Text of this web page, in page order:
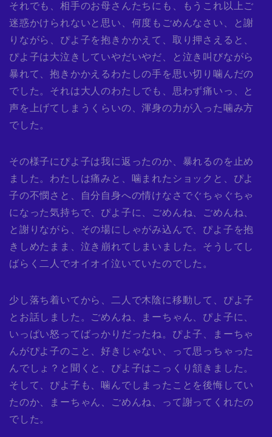
それでも、相手のお母さんたちにも、もうこれ以上ご
迷惑かけられないと思い、何度もごめんなさい、と謝
りながら、ぴよ子を抱きかかえて、取り押さえると、
ぴよ子は大泣きしていやだいやだ、と泣き叫びながら
暴れて、抱きかかえるわたしの手を思い切り噛んだの
でした。それは大人のわたしでも、思わず痛いっ、と
声を上げてしまうくらいの、渾身の力が入った噛み方
でした。
その様子にぴよ子は我に返ったのか、暴れるのを止め
ました。わたしは痛みと、噛まれたショックと、ぴよ
子の不憫さと、自分自身への情けなさでぐちゃぐちゃ
になった気持ちで、ぴよ子に、ごめんね、ごめんね、
と謝りながら、その場にしゃがみ込んで、ぴよ子を抱
きしめたまま、泣き崩れてしまいました。そうしてし
ばらく二人でオイオイ泣いていたのでした。
少し落ち着いてから、二人で木陰に移動して、ぴよ子
とお話しました。ごめんね、まーちゃん、ぴよ子に、
いっぱい怒ってばっかりだったね。ぴよ子、まーちゃ
んがぴよ子のこと、好きじゃない、って思っちゃった
んでしょ？と聞くと、ぴよ子はこっくり頷きました。
そして、ぴよ子も、噛んでしまったことを後悔してい
たのか、まーちゃん、ごめんね、って謝ってくれたの
でした。